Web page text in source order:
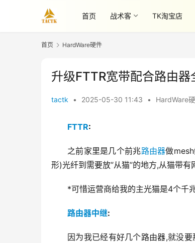
首页 战术客 TK淘宝店
首页 HardWare硬件
升级FTTR宽带配合路由器
tactk • 2025-05-30 11:43 • HardWare
FTTR:
之前家里是几个前兆路由器做
形)光纤到需要放”从猫”的地方,从猫带
*可惜运营商给我的主光猫是4个千
路由器中继:
因为我已经有好几个路由器,就没